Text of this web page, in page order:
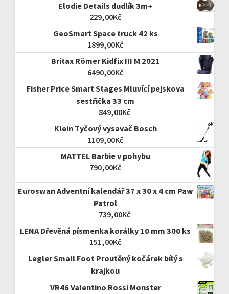
Elodie Details dudlík 3m+
229,00Kč
GeoSmart Space truck 42 ks
1899,00Kč
Britax Römer Kidfix III M 2021
6490,00Kč
Fisher Price Smart Stages Mluvící pejskova
sestřička 33 cm
849,00Kč
Klein Tyčový vysavač Bosch
1109,00Kč
MATTEL Barbie v pohybu
790,00Kč
Euroswan Adventní kalendář 37 x 30 x 4 cm Paw
Patrol
739,00Kč
LENA Dřevěná písmenka korálky 10 mm 300 ks
151,00Kč
Legler Small Foot Proutěný kočárek bílý s
krajkou
VR46 Valentino Rossi Monster